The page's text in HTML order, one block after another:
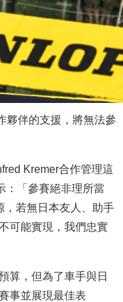
夥伴的支援，將無法參
Kremer合作管理這
：「參賽絕非理所當
，若無日本友人、助手
可能實現，我們忠實
算，但為了車手與日
事並展現最佳表